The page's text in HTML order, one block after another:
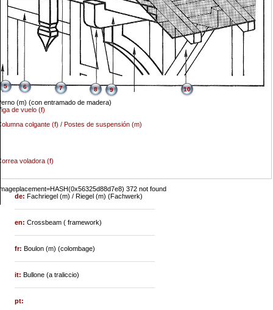
(m) (con entramado de madera)
de vuelo (f)
colgante (f) / Postes de suspensión (m)
5 6 7 8
voladora (f)
9 10
372 not found
de:Fachriegel (m) / Riegel (m) (Fachwerk)
en:Crossbeam ( framework)
fr:Boulon (m) (colombage)
it:Bullone (a traliccio)
pt: